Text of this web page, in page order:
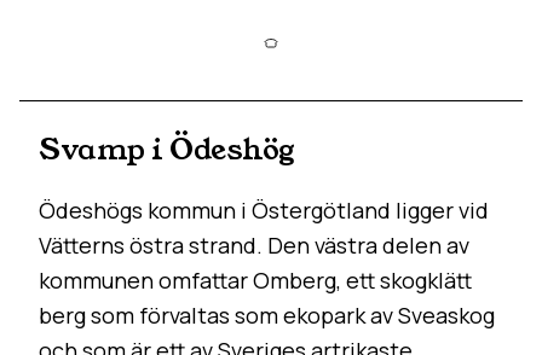
Svamp i Ödeshög
Ödeshögs kommun i Östergötland ligger vid
Vätterns östra strand. Den västra delen av
kommunen omfattar Omberg, ett skogklätt
berg som förvaltas som ekopark av Sveaskog